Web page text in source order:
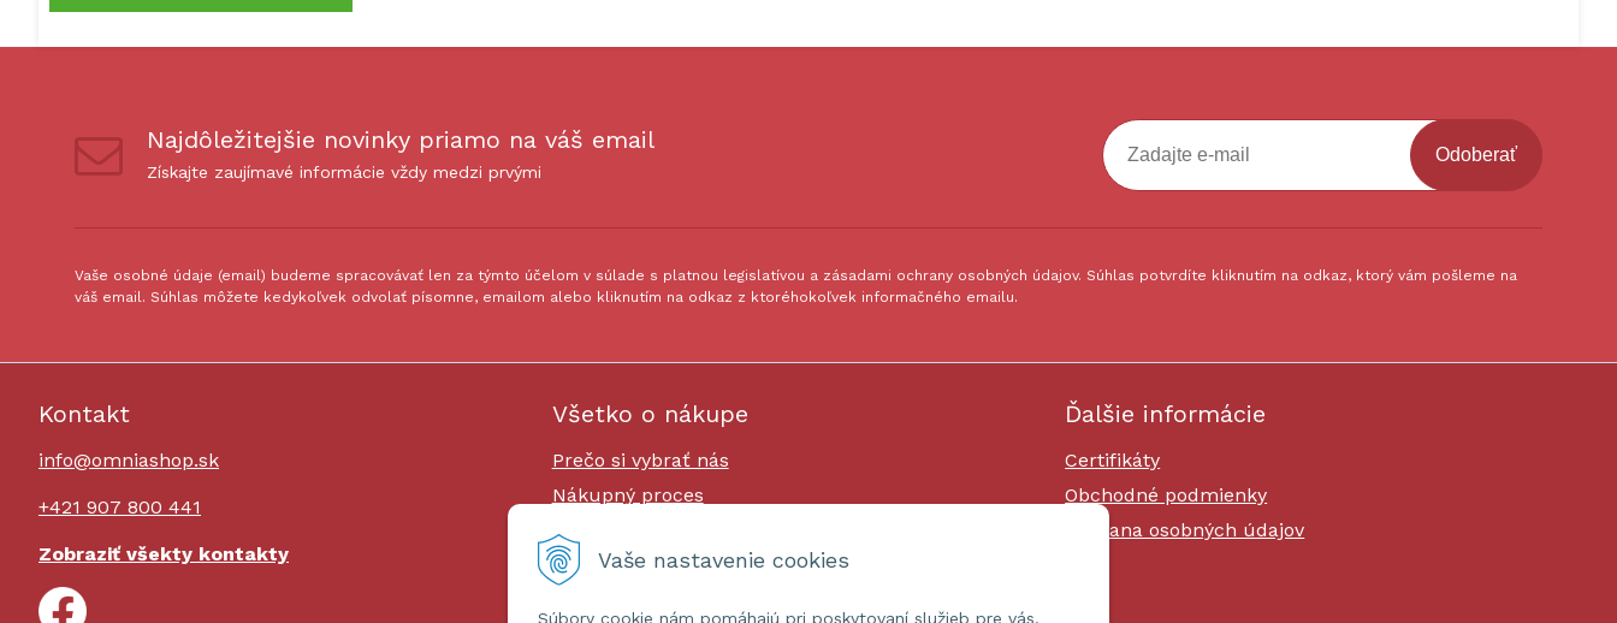
Vaše nastavenie cookies
Súbory cookie nám pomáhajú pri poskytovaní služieb pre vás.
Najdôležitejšie novinky priamo na váš email
Získajte zaujímavé informácie vždy medzi prvými
Odoberať
Vaše osobné údaje (email) budeme spracovávať len za týmto účelom v súlade s platnou legislatívou a zásadami ochrany osobných údajov. Súhlas potvrdíte kliknutím na odkaz, ktorý vám pošleme na
váš email. Súhlas môžete kedykoľvek odvolať písomne, emailom alebo kliknutím na odkaz z ktoréhokoľvek informačného emailu.
Kontakt
info@omniashop.sk
+421 907 800 441
Zobraziť všekty kontakty
Všetko o nákupe
Prečo si vybrať nás
Nákupný proces
Platby a doprava
Reklamačný poriadok
Ďalšie informácie
Certifikáty
Obchodné podmienky
Ochrana osobných údajov